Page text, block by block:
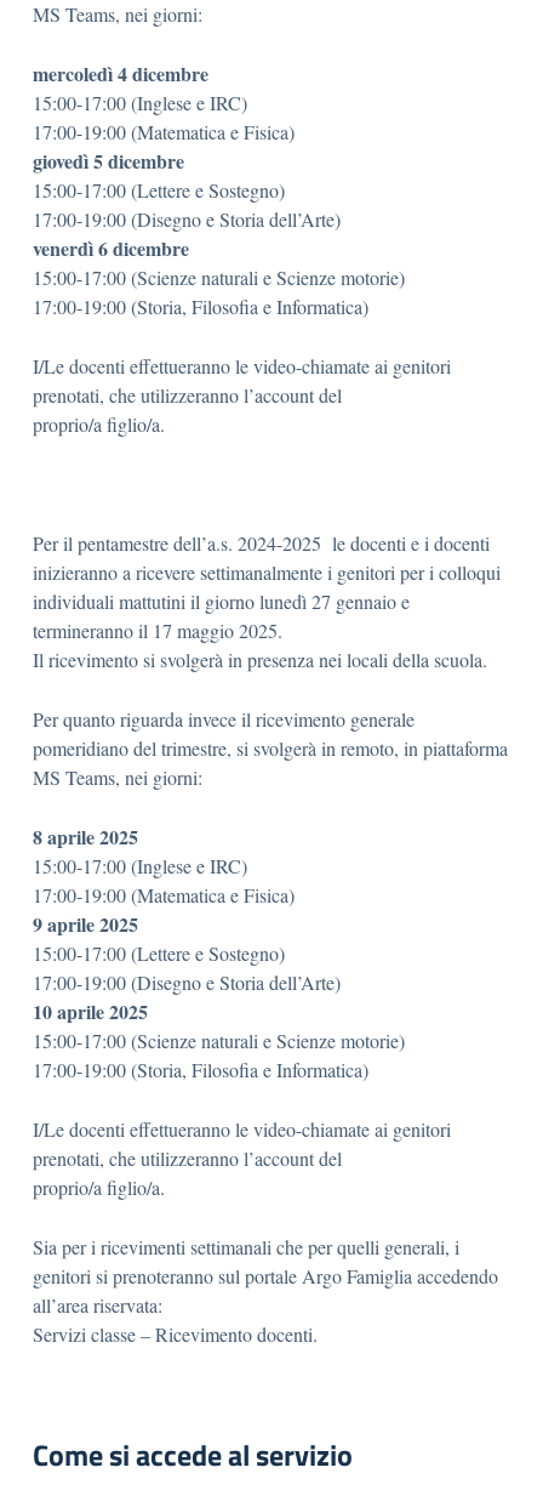
MS Teams, nei giorni:
mercoledì 4 dicembre
15:00-17:00 (Inglese e IRC)
17:00-19:00 (Matematica e Fisica)
giovedì 5 dicembre
15:00-17:00 (Lettere e Sostegno)
17:00-19:00 (Disegno e Storia dell’Arte)
venerdì 6 dicembre
15:00-17:00 (Scienze naturali e Scienze motorie)
17:00-19:00 (Storia, Filosofia e Informatica)
I/Le docenti effettueranno le video-chiamate ai genitori
prenotati, che utilizzeranno l’account del
proprio/a figlio/a.
Per il pentamestre dell’a.s. 2024-2025 le docenti e i docenti
inizieranno a ricevere settimanalmente i genitori per i colloqui
individuali mattutini il giorno lunedì 27 gennaio e
termineranno il 17 maggio 2025.
Il ricevimento si svolgerà in presenza nei locali della scuola.
Per quanto riguarda invece il ricevimento generale
pomeridiano del trimestre, si svolgerà in remoto, in piattaforma
MS Teams, nei giorni:
8 aprile 2025
15:00-17:00 (Inglese e IRC)
17:00-19:00 (Matematica e Fisica)
9 aprile 2025
15:00-17:00 (Lettere e Sostegno)
17:00-19:00 (Disegno e Storia dell’Arte)
10 aprile 2025
15:00-17:00 (Scienze naturali e Scienze motorie)
17:00-19:00 (Storia, Filosofia e Informatica)
I/Le docenti effettueranno le video-chiamate ai genitori
prenotati, che utilizzeranno l’account del
proprio/a figlio/a.
Sia per i ricevimenti settimanali che per quelli generali, i
genitori si prenoteranno sul portale Argo Famiglia accedendo
all’area riservata:
Servizi classe – Ricevimento docenti.
Come si accede al servizio